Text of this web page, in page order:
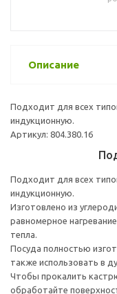
Описание
Подходит для всех
индукционную.
Артикул: 804.380.16
Подходит для всех
индукционную.
Изготовлено из
равномерное
тепла.
Посуда полностью
также использовать в
Чтобы прокалить
обработайте